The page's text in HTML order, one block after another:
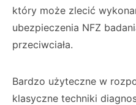
który może zlecić
ubezpieczenia NFZ
przeciwciała.
Bardzo użyteczne w
klasyczne techniki